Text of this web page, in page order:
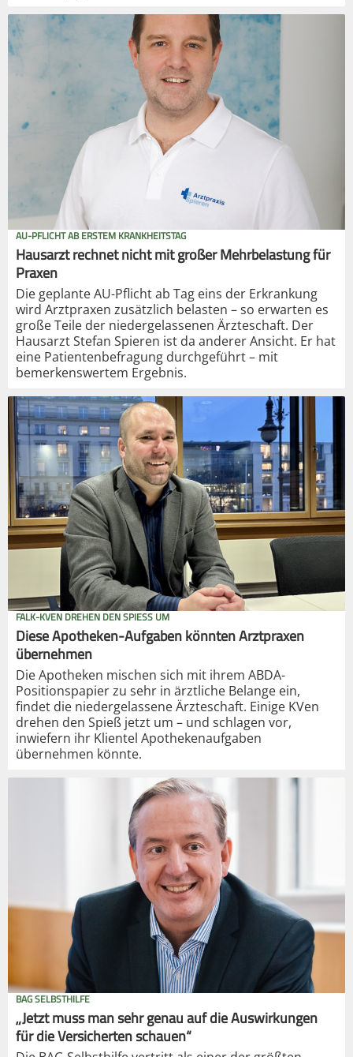
AU-PFLICHT AB ERSTEM KRANKHEITSTAG
Hausarzt rechnet nicht mit großer Mehrbelastung für
Praxen
Die geplante AU-Pflicht ab Tag eins der Erkrankung
wird Arztpraxen zusätzlich belasten – so erwarten es
große Teile der niedergelassenen Ärzteschaft. Der
Hausarzt Stefan Spieren ist da anderer Ansicht. Er hat
eine Patientenbefragung durchgeführt – mit
bemerkenswertem Ergebnis.
FALK-KVEN DREHEN DEN SPIESS UM
Diese Apotheken-Aufgaben könnten Arztpraxen
übernehmen
Die Apotheken mischen sich mit ihrem ABDA-
Positionspapier zu sehr in ärztliche Belange ein,
findet die niedergelassene Ärzteschaft. Einige KVen
drehen den Spieß jetzt um – und schlagen vor,
inwiefern ihr Klientel Apothekenaufgaben
übernehmen könnte.
BAG SELBSTHILFE
„Jetzt muss man sehr genau auf die Auswirkungen
für die Versicherten schauen“